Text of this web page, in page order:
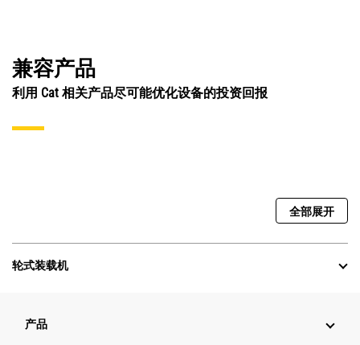
兼容产品
利用 Cat 相关产品尽可能优化设备的投资回报
全部展开
轮式装载机
产品